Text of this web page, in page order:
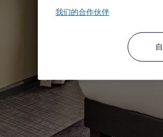
我们的合作伙伴